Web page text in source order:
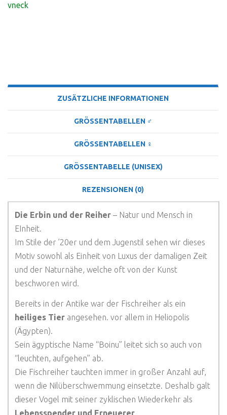
vneck
ZUSÄTZLICHE INFORMATIONEN
GRÖSSENTABELLEN ♂
GRÖSSENTABELLEN ♀
GRÖSSENTABELLE (UNISEX)
REZENSIONEN (0)
Die Erbin und der Reiher – Natur und Mensch in
EInheit.
Im Stile der ’20er und dem Jugenstil sehen wir dieses
Motiv sowohl als Einheit von Luxus der damaligen Zeit
und der Naturnähe, welche oft von der Kunst
beschworen wird.
Bereits in der Antike war der Fischreiher als ein
heiliges Tier angesehen. vor allem in Heliopolis
(Ägypten).
Sein ägyptische Name “Boinu” leitet sich so auch von
“leuchten, aufgehen” ab.
Die Fischreiher tauchten immer in großer Anzahl auf,
wenn die Nilüberschwemmung einsetzte. Deshalb galt
dieser Vogel mit seiner zyklischen Wiederkehr als
Lebensspender und Erneuerer